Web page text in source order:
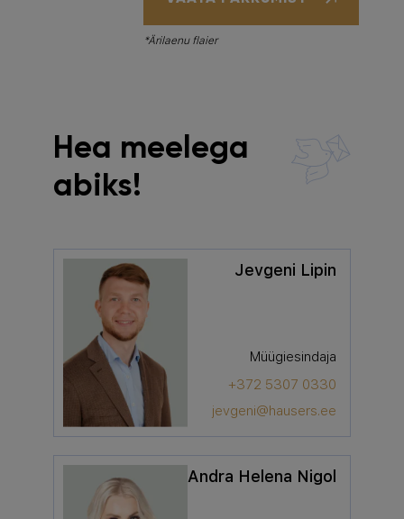
*Ärilaenu flaier
Hea meelega
abiks!
Jevgeni Lipin
Müügiesindaja
+372 5307 0330
jevgeni@hausers.ee
Andra Helena Nigol